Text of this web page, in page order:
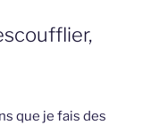
que je fais des